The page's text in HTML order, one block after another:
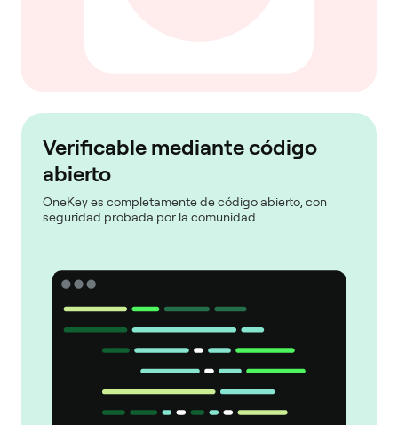
Verificable mediante código
abierto
OneKey es completamente de código abierto, con
seguridad probada por la comunidad.